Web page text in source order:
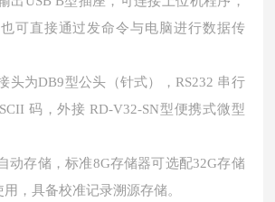
可直接通过发命令与电脑进行数据传
头为DB9型公头（针式），RS232 串行
码，外接 RD-V32-SN型便携式微型
动存储，标准8G存储器可选配32G存储
，具备校准记录溯源存储。